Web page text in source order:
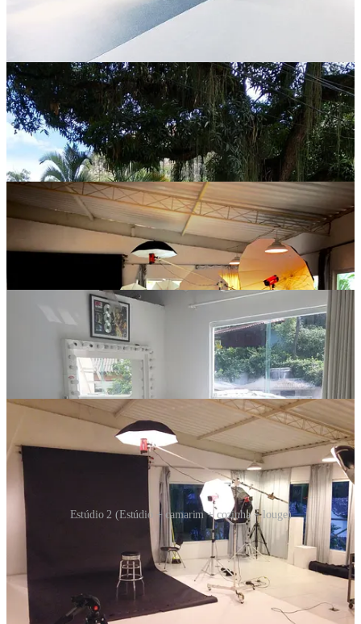
Imaginem só: encontros mensais, troca de experiências e muita
É uma casa ampla, externas podem ser feitas no mesmo local,
evitando deslocamentos e insegurança, produtores e maquiadores,
além de assistentes, estão disponíveis também, deixando toda a sua
produção muito mais agradável!
E para que vocês sintam um pouco da energia desse lugar incrível,
compartilho uma série de fotos do Studio 90. Tenho certeza de que
vocês vão se apaixonar tanto quanto eu!
Estúdio 2 (Estúdio + camarim + cozinha + louge)
Estou animado para dar início a essa nova fase e mal posso esperar
para ver todos vocês lá, juntos, explorando a magia das imagens!
Vamos criar momentos inesquecíveis e transformar sonhos em
realidade, preparei uma pesquisa rápida, menos de 1 minuto, para
saber o que vcs esperaram encontrar em um espaço assim, pode
responder para mim? É 1 min!